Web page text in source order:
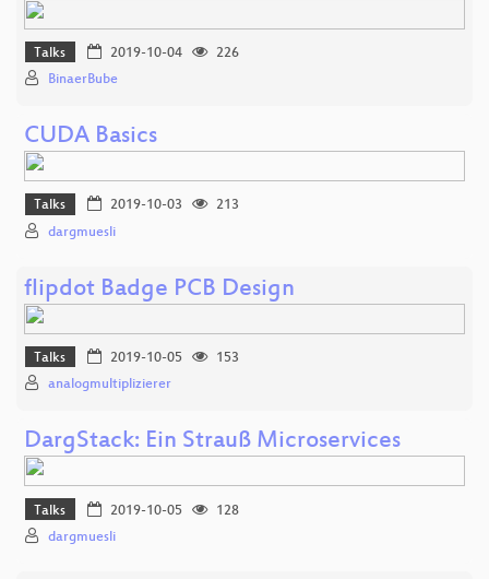
Talks 2019-10-04
226
BinaerBube
CUDA Basics
Talks 2019-10-03
213
dargmuesli
flipdot Badge PCB Design
Talks 2019-10-05
153
analogmultiplizierer
DargStack: Ein Strauß Microservices
Talks 2019-10-05
128
dargmuesli